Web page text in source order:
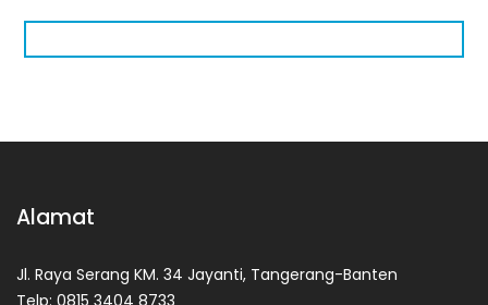
Alamat
Jl. Raya Serang KM. 34 Jayanti, Tangerang-Banten
Telp: 0815 3404 8733